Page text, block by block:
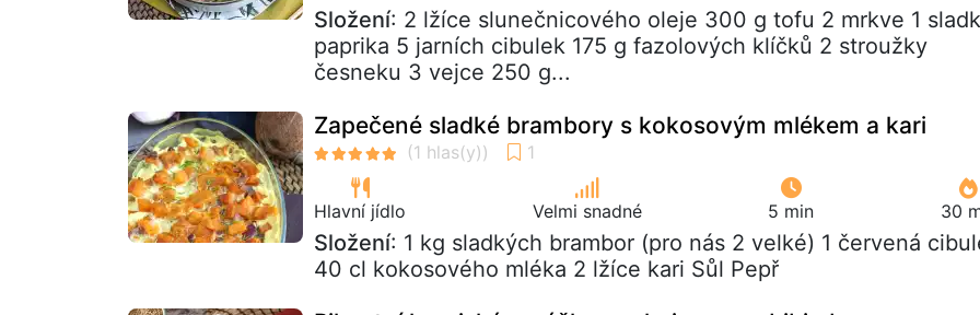
Složení: 2 lžíce slunečnicového oleje 300 g tofu 2 mrkve 1
paprika 5 jarních cibulek 175 g fazolových klíčků 2 stroužky
česneku 3 vejce 250 g...
Zapečené sladké brambory s kokosovým mlékem a kari
Hlavní jídlo Velmi snadné 5 min 30
Složení: 1 kg sladkých brambor (pro nás 2 velké) 1 červená
40 cl kokosového mléka 2 lžíce kari Sůl Pepř